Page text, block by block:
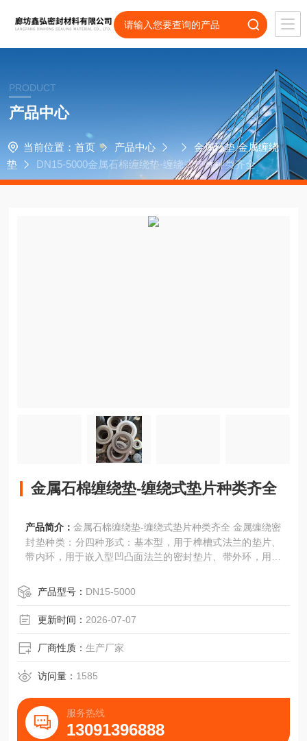
PRODUCT
产品中心
当前位置： 首页 产品中心
金属环垫 金属缠绕
垫
DN15-5000金属石棉缠绕垫-缠绕式垫片种类齐全
金属石棉缠绕垫-缠绕式垫片种类齐全
产品简介：金属石棉缠绕垫-缠绕式垫片种类齐全 金属缠绕密
封垫​种类：分四种形式：基本型，用于榫槽式法兰的垫片、
带内环，用于嵌入型凹凸面法兰的密封垫片、带外环，用于
密封垫片。
产品型号： DN15-5000
更新时间： 2026-07-07
厂商性质：生产厂家
访问量： 1585
服务热线
13091396888